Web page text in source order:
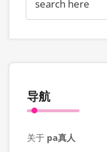
导航
关于 pa真人